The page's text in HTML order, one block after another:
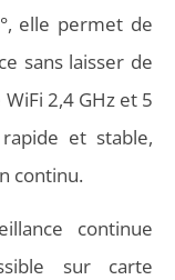
elle permet de
sans laisser de
2,4 GHz et 5
et stable,
continu.
continue
sur carte